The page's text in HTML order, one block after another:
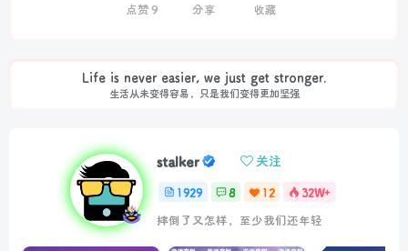
点赞 9 分享 收藏
Life is never easier, we just get stronger.
生活从未变得容易，只是我们变得更加坚强
stalker 关注
1929 8 12
32W+
摔倒了又怎样，至少我们还年轻